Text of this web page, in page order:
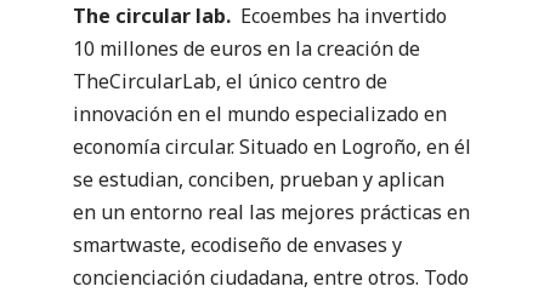
The circular lab. Ecoembes ha invertido
10 millones de euros en la creación de
TheCircularLab, el único centro de
innovación en el mundo especializado en
economía circular. Situado en Logroño, en él
se estudian, conciben, prueban y aplican
en un entorno real las mejores prácticas en
smartwaste, ecodiseño de envases y
concienciación ciudadana, entre otros. Todo